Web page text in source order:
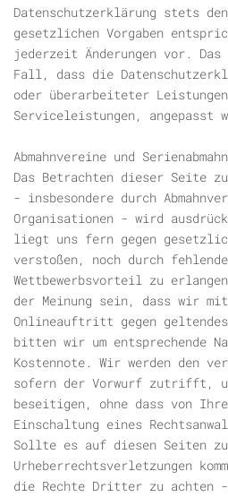
Datenschutzerklärung stets
gesetzlichen Vorgaben
jederzeit Änderungen vor.
Fall, dass die
oder überarbeiteter
Serviceleistungen, angepasst
Abmahnvereine und
Das Betrachten dieser Seite zu
- insbesondere durch
Organisationen - wird
liegt uns fern gegen
verstoßen, noch durch
Wettbewerbsvorteil zu
der Meinung sein, dass wir mit
Onlineauftritt gegen
bitten wir um entsprechende
Kostennote. Wir werden den
sofern der Vorwurf zutrifft,
beseitigen, ohne dass von
Einschaltung eines
Sollte es auf diesen Seiten zu
Urheberrechtsverletzungen
die Rechte Dritter zu